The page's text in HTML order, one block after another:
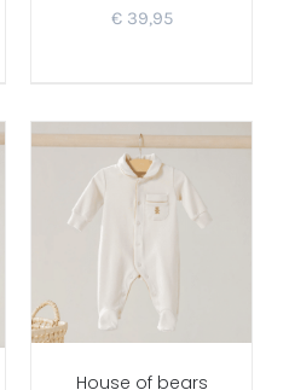
€39,95
House of bears